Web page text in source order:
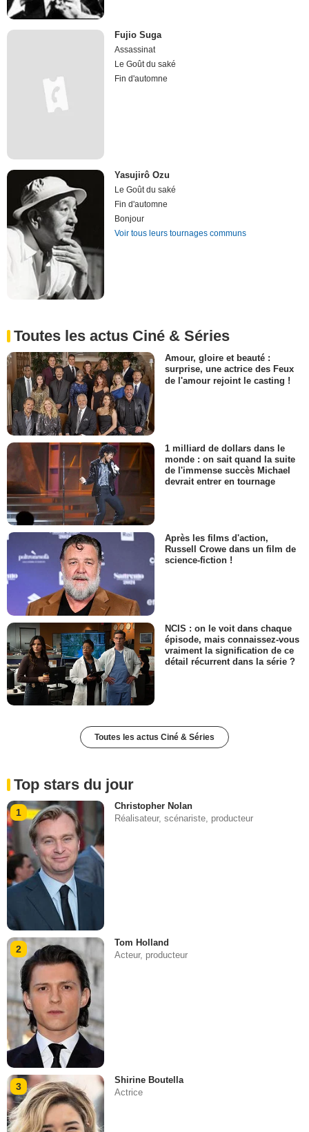
Fujio Suga
Assassinat
Le Goût du saké
Fin d'automne
Yasujirô Ozu
Le Goût du saké
Fin d'automne
Bonjour
Voir tous leurs tournages communs
Toutes les actus Ciné & Séries
Amour, gloire et beauté :
surprise, une actrice des Feux
de l'amour rejoint le casting !
1 milliard de dollars dans le
monde : on sait quand la suite
de l'immense succès Michael
devrait entrer en tournage
Après les films d'action,
Russell Crowe dans un film de
science-fiction !
NCIS : on le voit dans chaque
épisode, mais connaissez-vous
vraiment la signification de ce
détail récurrent dans la série ?
Toutes les actus Ciné & Séries
Top stars du jour
1
Christopher Nolan
Réalisateur, scénariste, producteur
2
Tom Holland
Acteur, producteur
3
Shirine Boutella
Actrice